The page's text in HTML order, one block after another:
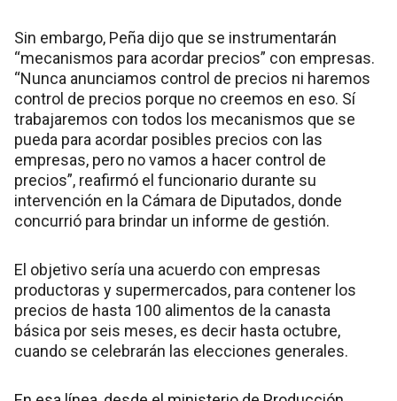
Sin embargo, Peña dijo que se instrumentarán
“mecanismos para acordar precios” con empresas.
“Nunca anunciamos control de precios ni haremos
control de precios porque no creemos en eso. Sí
trabajaremos con todos los mecanismos que se
pueda para acordar posibles precios con las
empresas, pero no vamos a hacer control de
precios”, reafirmó el funcionario durante su
intervención en la Cámara de Diputados, donde
concurrió para brindar un informe de gestión.
El objetivo sería una acuerdo con empresas
productoras y supermercados, para contener los
precios de hasta 100 alimentos de la canasta
básica por seis meses, es decir hasta octubre,
cuando se celebrarán las elecciones generales.